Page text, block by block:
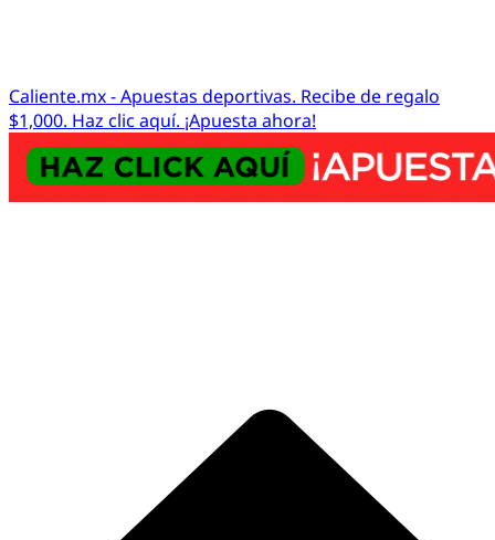
Caliente.mx - Apuestas deportivas. Recibe de regalo
$1,000. Haz clic aquí. ¡Apuesta ahora!